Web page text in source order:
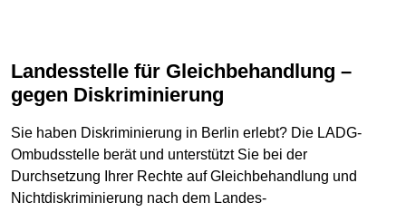
Landesstelle für Gleichbehandlung –
gegen Diskriminierung
Sie haben Diskriminierung in Berlin erlebt? Die LADG-
Ombudsstelle berät und unterstützt Sie bei der
Durchsetzung Ihrer Rechte auf Gleichbehandlung und
Nichtdiskriminierung nach dem Landes-